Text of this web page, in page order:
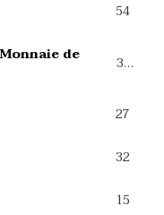
54
Monnaie de
39
27
32
15